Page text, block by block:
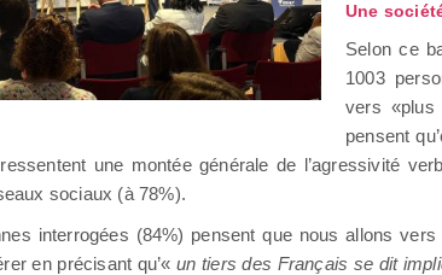
Une
Selon ce
1003
vers «plus
pensent
une montée générale de l’agressivité
sociaux (à 78%).
interrogées (84%) pensent que nous allons vers
en précisant qu’«un tiers des Français se dit